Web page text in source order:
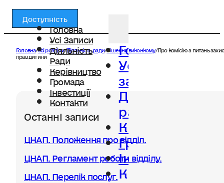
Головна
Усі Записи
Діяльність
Ради
Керівництво
Громада
Інвестиції
Контакти
Головна
Усі
записи
Діяльність
ради
Керівництво
Громада
Інвестиції
Контакти
Доступність
Головна/Усі розділи/Діяльність ради/Рішення виконкому/Про комісію з питань
прав дитини
Останні записи
ЦНАП. Положення про відділ.
ЦНАП. Регламент роботи відділу.
ЦНАП. Перелік послуг.